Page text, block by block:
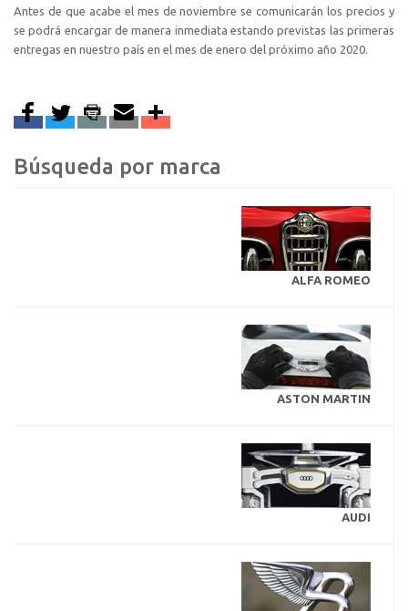
Antes de que acabe el mes de noviembre se comunicarán los precios y
se podrá encargar de manera inmediata estando previstas las primeras
entregas en nuestro país en el mes de enero del próximo año 2020.
Búsqueda por marca
ALFA ROMEO
ASTON MARTIN
AUDI